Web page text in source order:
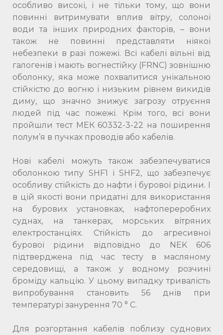
особливо високі, і не тільки тому, що вони
повинні витримувати вплив вітру, солоної
води та інших природних факторів, – вони
також не повинні представляти ніякої
небезпеки в разі пожежі. Всі кабелі вільні від
галогенів і мають вогнестійку (FRNC) зовнішню
оболонку, яка може похвалитися унікальною
стійкістю до вогню і низьким рівнем викидів
диму, що значно знижує загрозу отруєння
людей під час пожежі. Крім того, всі вони
пройшли тест МЕК 60332-3-22 на поширення
полум’я в пучках проводів або кабелів.
Нові кабелі можуть також забезпечуватися
оболонкою типу SHF1 і SHF2, що забезпечує
особливу стійкість до нафти і бурової рідини. І
в цій якості вони придатні для використання
на бурових установках, нафтопереробних
суднах, на танкерах, морських вітряних
електростанціях. Стійкість до агресивної
бурової рідини відповідно до NEK 606
підтверджена під час тесту в масляному
середовищі, а також у водному розчині
броміду кальцію. У цьому випадку тривалість
випробування становить 56 днів при
температурі занурення 70 ° C.
Для розгортання кабелів поблизу суднових